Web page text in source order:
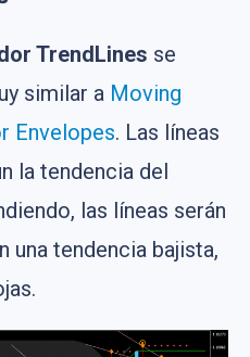
TrendLines se
similar a Moving
Envelopes. Las líneas
la tendencia del
las líneas serán
una tendencia bajista,